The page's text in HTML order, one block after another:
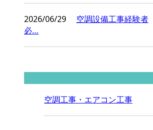
2026/06/29
空調設備工事経験者
必…
空調工事・エアコン工事